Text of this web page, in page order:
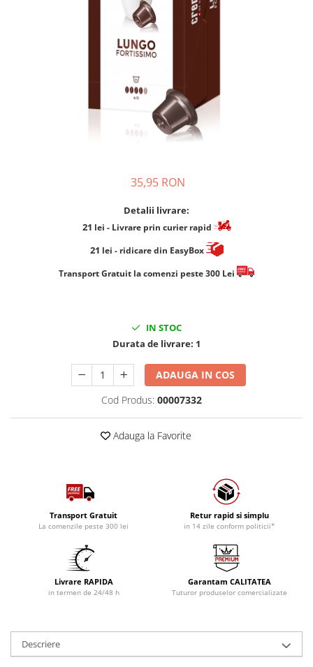
Nespresso Professional
35,95 RON
Detalii livrare:
21 lei - Livrare prin curier rapid
21 lei - ridicare din EasyBox
​​​​​​Transport Gratuit la comenzi peste 300 Lei
IN STOC
Durata de livrare: 1
ADAUGA IN COS
Cod Produs: 00007332
Adauga la Favorite
Transport Gratuit
La comenzile peste 300 lei
Retur rapid si simplu
in 14 zile conform politicii*
Livrare RAPIDA
in termen de 24/48 h
Garantam CALITATEA
Tuturor produselor comercializate
Descriere